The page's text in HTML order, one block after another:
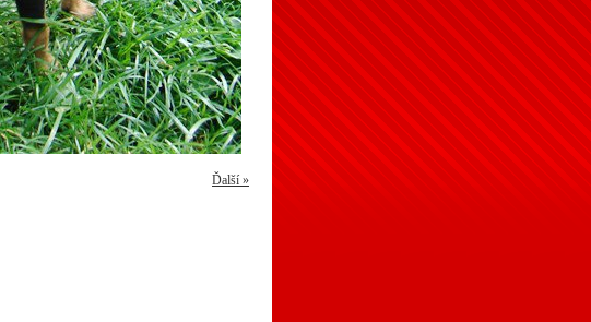
Ďalší »